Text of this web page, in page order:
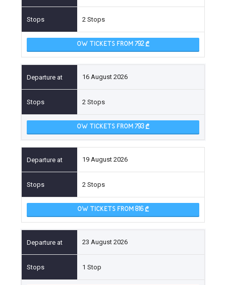
2 Stops
OW TICKETS FROM 792
16 August 2026
2 Stops
OW TICKETS FROM 793
19 August 2026
2 Stops
OW TICKETS FROM 816
23 August 2026
1 Stop